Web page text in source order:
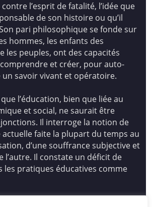
contre l’esprit de fatalité, l’idée que
de son histoire ou qu’il
pari philosophique se fonde sur
hommes, les enfants des
les peuples, ont des capacités
et créer, pour auto-
savoir vivant et opératoire.
l’éducation, bien que liée au
et social, ne saurait être
Il interroge la notion de
faite la plupart du temps au
d’une souffrance subjective et
l’autre. Il constate un déficit de
les pratiques éducatives comme